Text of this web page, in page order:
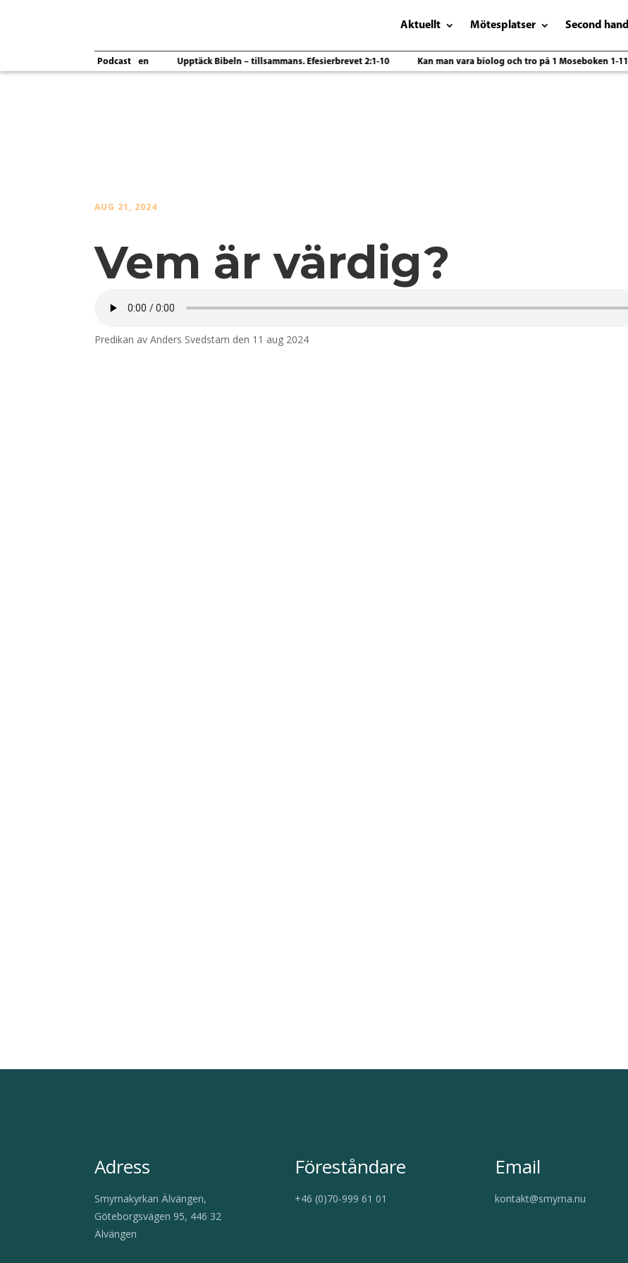
Aktuellt Mötesplatser Second hand
Podcast
Ordet & Anden Upptäck Bibeln – tillsammans. Efesierbrevet 2:1-10 Kan man vara biolog och tro på 1 Moseboken 1-11?
AUG 21, 2024
Vem är värdig?
Predikan av Anders Svedstam den 11 aug 2024
Adress
Smyrnakyrkan Älvängen,
Göteborgsvägen 95, 446 32
Älvängen
Föreståndare
+46 (0)70-999 61 01
Email
kontakt@smyrna.nu